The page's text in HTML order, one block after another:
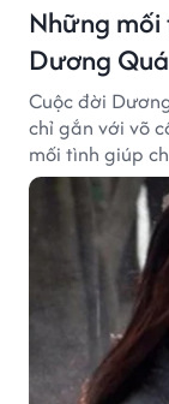
Những mối
Dương Quá
Cuộc đời
chỉ gắn với võ
mối tình giúp